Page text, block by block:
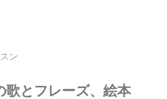
ン
歌とフレーズ、絵本